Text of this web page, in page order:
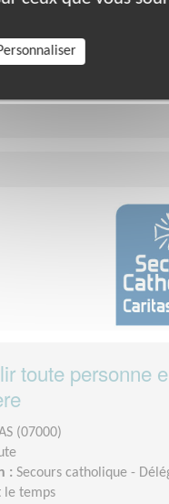
demandée :
toute personne
(07000)
: Secours catholique -
le temps